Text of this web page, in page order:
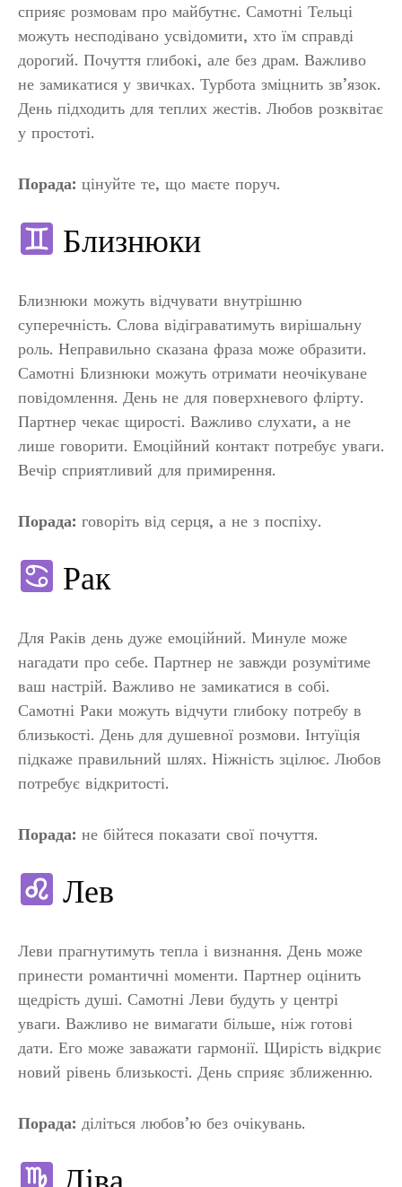
сприяє розмовам про майбутнє. Самотні Тельці
можуть несподівано усвідомити, хто їм справді
дорогий. Почуття глибокі, але без драм. Важливо
не замикатися у звичках. Турбота зміцнить зв’язок.
День підходить для теплих жестів. Любов розквітає
у простоті.
Порада: цінуйте те, що маєте поруч.
Близнюки
Близнюки можуть відчувати внутрішню
суперечність. Слова відіграватимуть вирішальну
роль. Неправильно сказана фраза може образити.
Самотні Близнюки можуть отримати неочікуване
повідомлення. День не для поверхневого флірту.
Партнер чекає щирості. Важливо слухати, а не
лише говорити. Емоційний контакт потребує уваги.
Вечір сприятливий для примирення.
Порада: говоріть від серця, а не з поспіху.
Рак
Для Раків день дуже емоційний. Минуле може
нагадати про себе. Партнер не завжди розумітиме
ваш настрій. Важливо не замикатися в собі.
Самотні Раки можуть відчути глибоку потребу в
близькості. День для душевної розмови. Інтуїція
підкаже правильний шлях. Ніжність зцілює. Любов
потребує відкритості.
Порада: не бійтеся показати свої почуття.
Лев
Леви прагнутимуть тепла і визнання. День може
принести романтичні моменти. Партнер оцінить
щедрість душі. Самотні Леви будуть у центрі
уваги. Важливо не вимагати більше, ніж готові
дати. Его може заважати гармонії. Щирість відкриє
новий рівень близькості. День сприяє зближенню.
Порада: діліться любов’ю без очікувань.